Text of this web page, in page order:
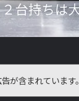
が含まれています。